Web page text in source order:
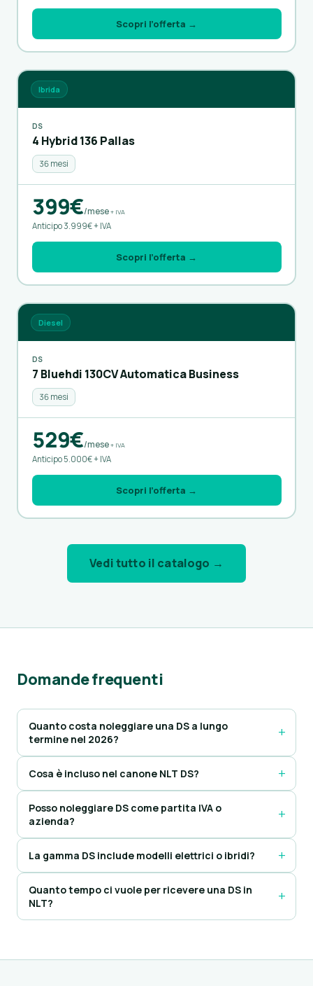
Scopri l’offerta →
Ibrida
DS
4 Hybrid 136 Pallas
36 mesi
399€/mese+ IVA
Anticipo 3.999€ + IVA
Scopri l’offerta →
Diesel
DS
7 Bluehdi 130CV Automatica Business
36 mesi
529€/mese+ IVA
Anticipo 5.000€ + IVA
Scopri l’offerta →
Vedi tutto il catalogo →
Domande frequenti
Quanto costa noleggiare una DS a lungo
termine nel 2026?
Cosa è incluso nel canone NLT DS?
Posso noleggiare DS come partita IVA o
azienda?
La gamma DS include modelli elettrici o ibridi?
Quanto tempo ci vuole per ricevere una DS in
NLT?